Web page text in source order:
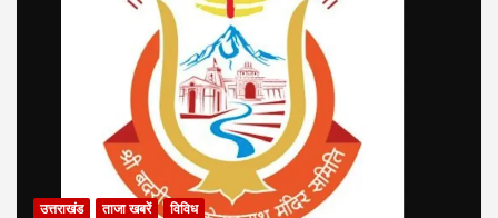
उत्तराखंड ताजा खबरें विविध